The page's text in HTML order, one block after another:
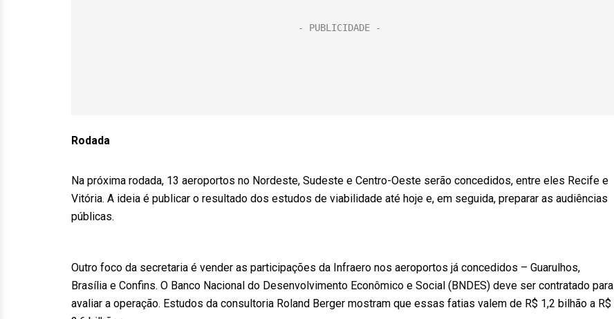
Rodada
Na próxima rodada, 13 aeroportos no Nordeste, Sudeste e Centro-Oeste serão concedidos, entre eles Recife e
Vitória. A ideia é publicar o resultado dos estudos de viabilidade até hoje e, em seguida, preparar as audiências
públicas.
Outro foco da secretaria é vender as participações da Infraero nos aeroportos já concedidos – Guarulhos,
Brasília e Confins. O Banco Nacional do Desenvolvimento Econômico e Social (BNDES) deve ser contratado para
avaliar a operação. Estudos da consultoria Roland Berger mostram que essas fatias valem de R$ 1,2 bilhão a R$